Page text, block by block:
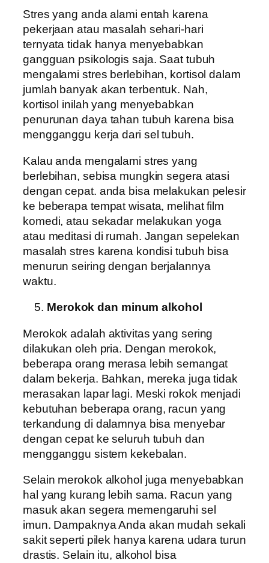
Stres yang anda alami entah karena
pekerjaan atau masalah sehari-hari
ternyata tidak hanya menyebabkan
gangguan psikologis saja. Saat tubuh
mengalami stres berlebihan, kortisol dalam
jumlah banyak akan terbentuk. Nah,
kortisol inilah yang menyebabkan
penurunan daya tahan tubuh karena bisa
mengganggu kerja dari sel tubuh.
Kalau anda mengalami stres yang
berlebihan, sebisa mungkin segera atasi
dengan cepat. anda bisa melakukan pelesir
ke beberapa tempat wisata, melihat film
komedi, atau sekadar melakukan yoga
atau meditasi di rumah. Jangan sepelekan
masalah stres karena kondisi tubuh bisa
menurun seiring dengan berjalannya
waktu.
Merokok dan minum alkohol
Merokok adalah aktivitas yang sering
dilakukan oleh pria. Dengan merokok,
beberapa orang merasa lebih semangat
dalam bekerja. Bahkan, mereka juga tidak
merasakan lapar lagi. Meski rokok menjadi
kebutuhan beberapa orang, racun yang
terkandung di dalamnya bisa menyebar
dengan cepat ke seluruh tubuh dan
mengganggu sistem kekebalan.
Selain merokok alkohol juga menyebabkan
hal yang kurang lebih sama. Racun yang
masuk akan segera memengaruhi sel
imun. Dampaknya Anda akan mudah sekali
sakit seperti pilek hanya karena udara turun
drastis. Selain itu, alkohol bisa